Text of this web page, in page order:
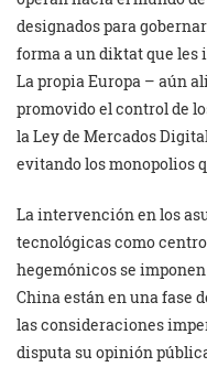
designados para
forma a un diktat que les
La propia Europa – aún
promovido el control de
la Ley de Mercados
evitando los monopolios
La intervención en los
tecnológicas como
hegemónicos se
China están en una fase
las consideraciones
disputa su opinión